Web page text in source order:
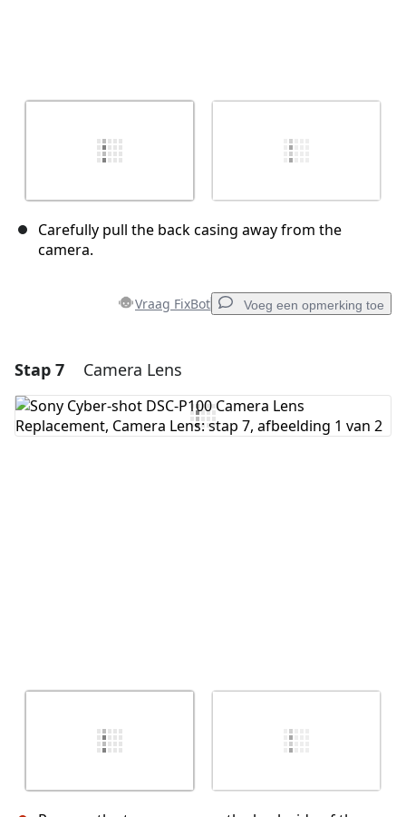
Carefully pull the back casing away from the
camera.
Vraag FixBot Voeg een opmerking toe
Voeg een opmerking toe
Voeg opmerking toe
Stap 7 Camera Lens